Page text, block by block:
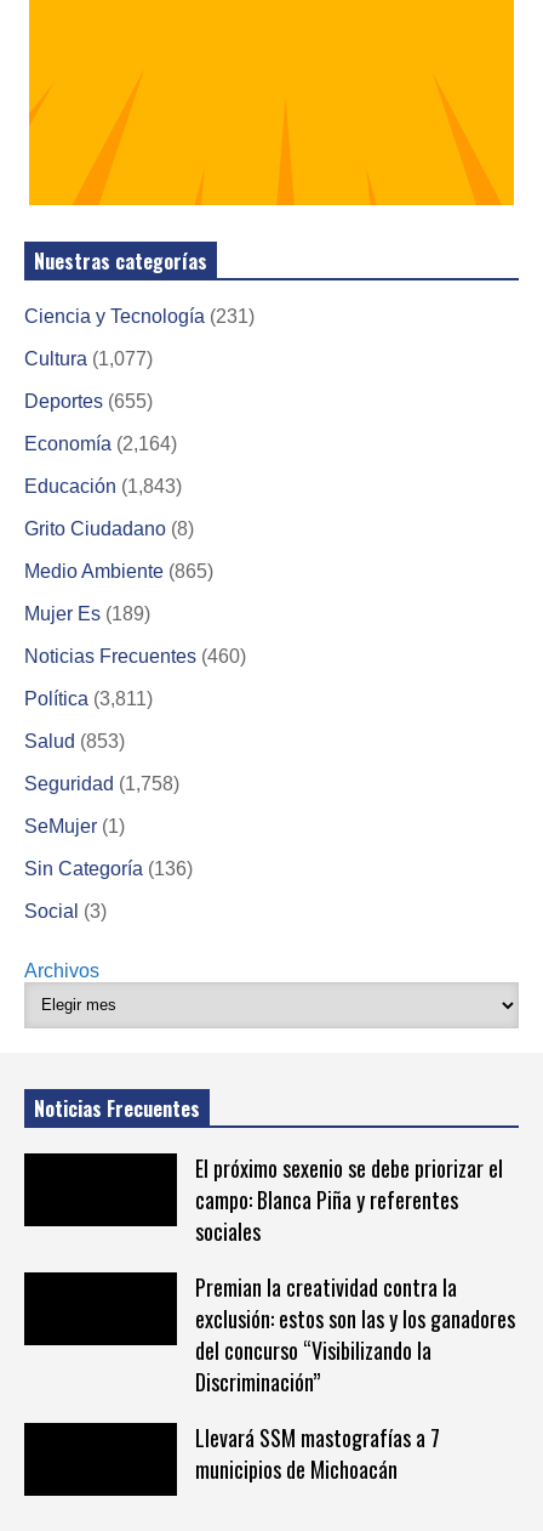
Nuestras categorías
Ciencia y Tecnología (231)
Cultura (1,077)
Deportes (655)
Economía (2,164)
Educación (1,843)
Grito Ciudadano (8)
Medio Ambiente (865)
Mujer Es (189)
Noticias Frecuentes (460)
Política (3,811)
Salud (853)
Seguridad (1,758)
SeMujer (1)
Sin Categoría (136)
Social (3)
Archivos
Noticias Frecuentes
El próximo sexenio se debe priorizar el
campo: Blanca Piña y referentes
sociales
Premian la creatividad contra la
exclusión: estos son las y los ganadores
del concurso “Visibilizando la
Discriminación”
Llevará SSM mastografías a 7
municipios de Michoacán